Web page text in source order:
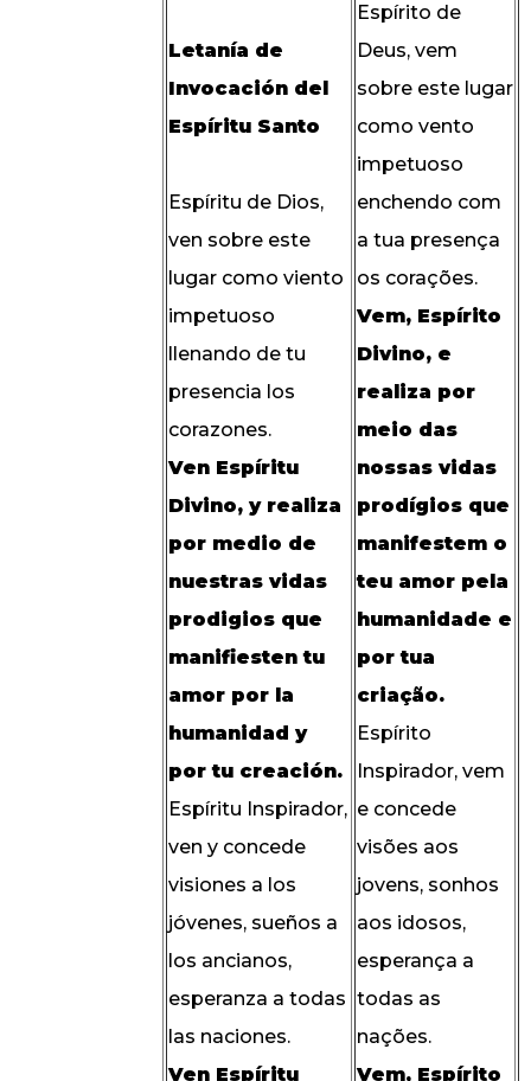
Letanía de
Invocación del
Espíritu Santo
Espíritu de Dios,
ven sobre este
lugar como viento
impetuoso
llenando de tu
presencia los
corazones.
Ven Espíritu
Divino, y realiza
por medio de
nuestras vidas
prodigios que
manifiesten tu
amor por la
humanidad y
por tu creación.
Espíritu Inspirador,
ven y concede
visiones a los
jóvenes, sueños a
los ancianos,
esperanza a todas
las naciones.
Ven Espíritu
Espírito de
Deus, vem
sobre este lugar
como vento
impetuoso
enchendo com
a tua presença
os corações.
Vem, Espírito
Divino, e
realiza por
meio das
nossas vidas
prodígios que
manifestem o
teu amor pela
humanidade e
por tua
criação.
Espírito
Inspirador, vem
e concede
visões aos
jovens, sonhos
aos idosos,
esperança a
todas as
nações.
Vem, Espírito